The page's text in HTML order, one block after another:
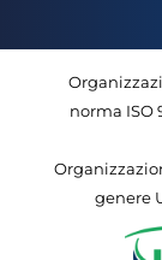
norma ISO
genere